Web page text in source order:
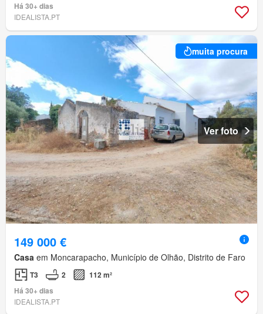
Há 30+ dias
IDEALISTA.PT
muita procura
Ver foto
149 000 €
Casa em Moncarapacho, Município de Olhão, Distrito de Faro
T3 2
112 m²
Há 30+ dias
IDEALISTA.PT